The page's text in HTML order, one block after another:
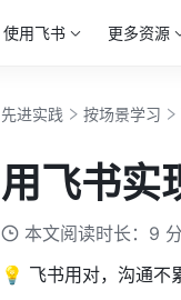
使用飞书 更多资源
先进实践 按场景学习
用飞书实
本文阅读时长：9
💡 飞书用对，沟通不